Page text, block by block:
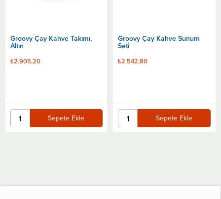
Groovy Çay Kahve Takımı,
Altın
₺2.905,20
Sepete Ekle
Groovy Çay Kahve Sunum
Seti
₺2.542,80
Sepete Ekle